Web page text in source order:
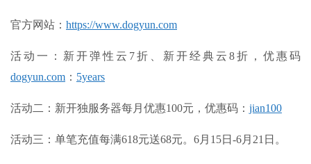
官方网站： https://www.dogyun.com
活动一：新开弹性云7折、新开经典云8折，优惠码
dogyun.com ： 5years
活动二：新开独服务器每月优惠100元，优惠码： jian100
活动三：单笔充值每满618元送68元。6月15日-6月21日。